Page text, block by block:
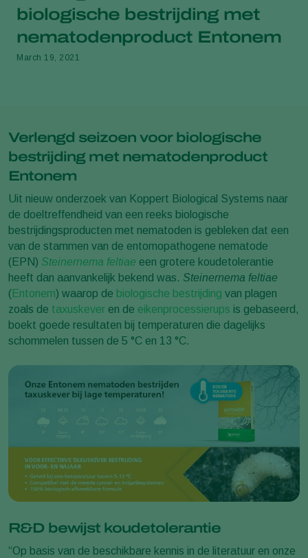
biologische bestrijding met
nematodenproduct Entonem
March 19, 2021
Verlengd seizoen voor biologische
bestrijding met nematodenproduct
Entonem
Uit nieuw onderzoek van Koppert Biological Systems naar
de doeltreffendheid van een reeks biologische
bestrijdingsproducten met nematoden is gebleken dat een
van de stammen van de entomopathogene nematode
(EPN) Steinernema feltiae een grotere koudetolerantie
heeft dan aanvankelijk bekend was. Steinernema feltiae
(Entonem) waarop de biologische bestrijding van plagen
zoals de taxuskever en de eikenprocessierups is gebaseerd,
boekt goede resultaten bij temperaturen die dagelijks
schommelen tussen de 5 °C en 13 °C.
R&D bewijst koudetolerantie
“Op basis van de beschikbare kennis in de literatuur en onze